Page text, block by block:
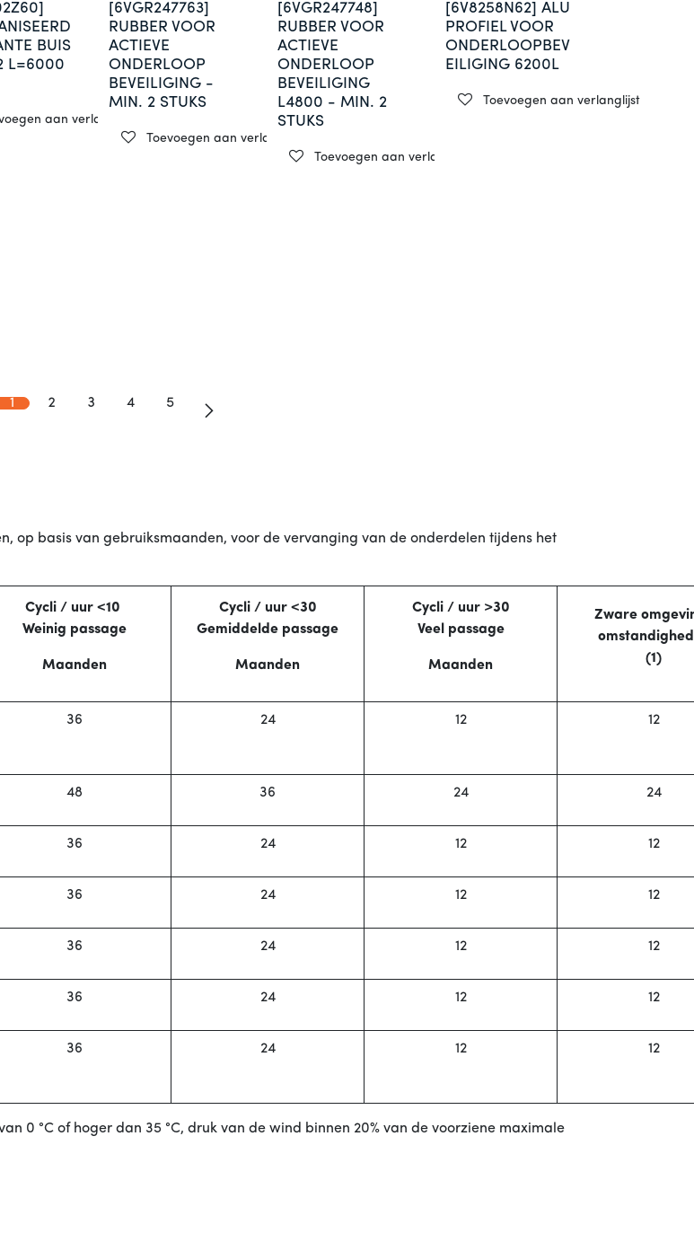
BUIS
L=6000
aan verlanglijst
[6VGR247763]
RUBBER VOOR
ACTIEVE
ONDERLOOP
BEVEILIGING -
MIN. 2 STUKS
Toevoegen aan verlanglijst
[6VGR247748]
RUBBER VOOR
ACTIEVE
ONDERLOOP
BEVEILIGING
L4800 - MIN. 2
STUKS
Toevoegen aan verlanglijst
[6V8258N62] ALU
PROFIEL VOOR
ONDERLOOPBEV
EILIGING 6200L
Toevoegen aan verlanglijst
1 2 3 4 5
op basis van gebruiksmaanden, voor de vervanging van de onderdelen tijdens het
Cycli / uur <10
Weinig passage
Maanden
Cycli / uur <30
Gemiddelde passage
Maanden
Cycli / uur >30
Veel passage
Maanden
Zware
(1)
36 24 12 12
48 36 24 24
36 24 12 12
36 24 12 12
36 24 12 12
36 24 12 12
36 24 12 12
0 °C of hoger dan 35 °C, druk van de wind binnen 20% van de voorziene maximale